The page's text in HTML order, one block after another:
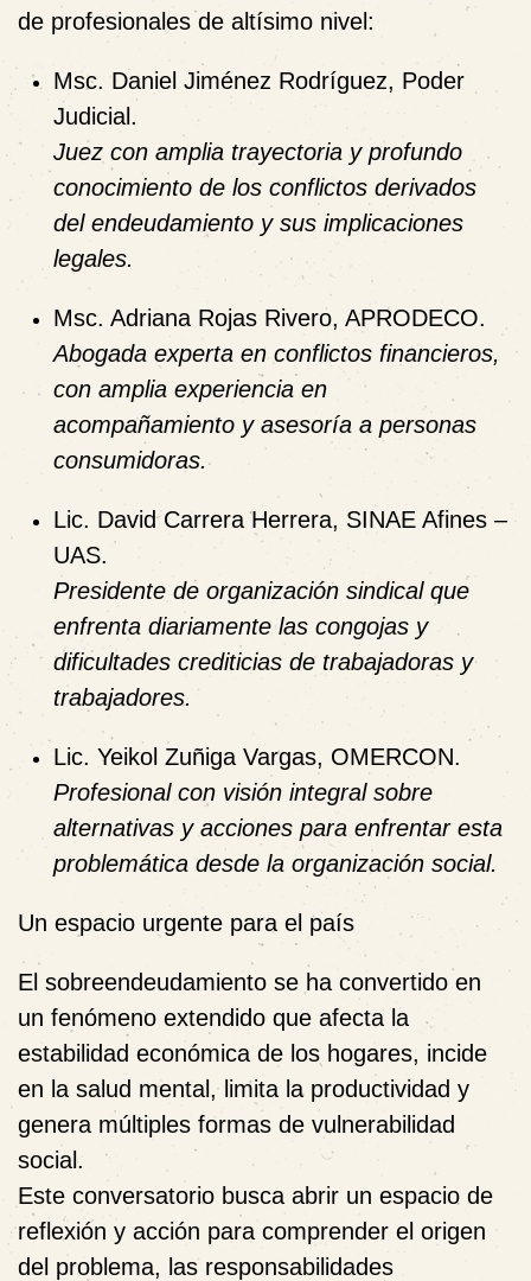
de profesionales de altísimo nivel:
Msc. Daniel Jiménez Rodríguez, Poder
Judicial.
Juez con amplia trayectoria y profundo
conocimiento de los conflictos derivados
del endeudamiento y sus implicaciones
legales.
Msc. Adriana Rojas Rivero, APRODECO.
Abogada experta en conflictos financieros,
con amplia experiencia en
acompañamiento y asesoría a personas
consumidoras.
Lic. David Carrera Herrera, SINAE Afines –
UAS.
Presidente de organización sindical que
enfrenta diariamente las congojas y
dificultades crediticias de trabajadoras y
trabajadores.
Lic. Yeikol Zuñiga Vargas, OMERCON.
Profesional con visión integral sobre
alternativas y acciones para enfrentar esta
problemática desde la organización social.
Un espacio urgente para el país
El sobreendeudamiento se ha convertido en
un fenómeno extendido que afecta la
estabilidad económica de los hogares, incide
en la salud mental, limita la productividad y
genera múltiples formas de vulnerabilidad
social.
Este conversatorio busca abrir un espacio de
reflexión y acción para comprender el origen
del problema, las responsabilidades